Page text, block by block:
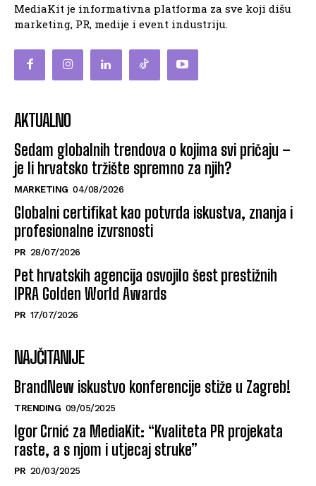
MediaKit je informativna platforma za sve koji dišu
marketing, PR, medije i event industriju.
AKTUALNO
Sedam globalnih trendova o kojima svi pričaju –
je li hrvatsko tržište spremno za njih?
MARKETING 04/08/2026
Globalni certifikat kao potvrda iskustva, znanja i
profesionalne izvrsnosti
PR 28/07/2026
Pet hrvatskih agencija osvojilo šest prestižnih
IPRA Golden World Awards
PR 17/07/2026
NAJČITANIJE
BrandNew iskustvo konferencije stiže u Zagreb!
TRENDING 09/05/2025
Igor Crnić za MediaKit: “Kvaliteta PR projekata
raste, a s njom i utjecaj struke”
PR 20/03/2025